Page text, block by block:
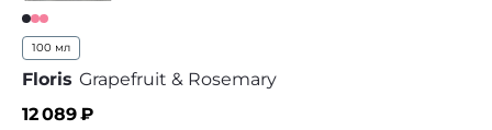
100 мл
Floris Grapefruit & Rosemary
12 089₽